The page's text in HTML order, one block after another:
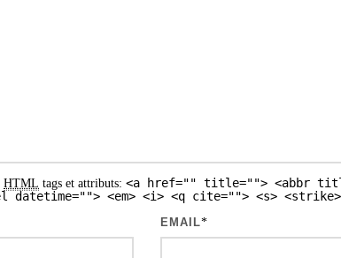
HTML tags et attributs: <a href="" title=""> <abbr
datetime=""> <em> <i> <q cite=""> <s>
EMAIL*